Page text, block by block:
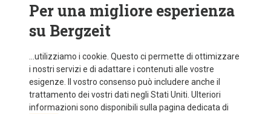
Taglie
Mountain Equipment
Materassino Aerostat Synthetic 9.0 Ultra Mat
229,95 €
200X65CM
Per una migliore esperienza
su Bergzeit
...utilizziamo i cookie. Questo ci permette di ottimizzare
i nostri servizi e di adattare i contenuti alle vostre
esigenze. Il vostro consenso può includere anche il
trattamento dei vostri dati negli Stati Uniti. Ulteriori
informazioni sono disponibili sulla pagina dedicata di